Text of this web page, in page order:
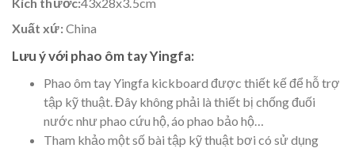
Kích thước:43x28x3.5cm
Xuất xứ:China
Lưu ý với phao ôm tay Yingfa:
Phao ôm tay Yingfa kickboard được thiết kế để hỗ trợ
tập kỹ thuật. Đây không phải là thiết bị chống đuối
nước như phao cứu hộ, áo phao bảo hộ…
Tham khảo một số bài tập kỹ thuật bơi có sử dụng